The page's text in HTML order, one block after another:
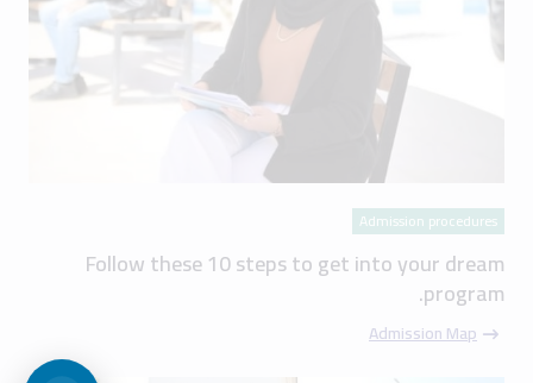
Admission procedures
Follow these 10 steps to get into your dream
program.
Admission Map